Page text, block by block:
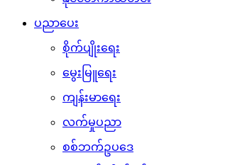
ပညာပေး
စိုက်ပျိုးရေး
မွေးမြူရေး
ကျန်းမာရေး
လက်မှုပညာ
စစ်ဘက်ဥပဒေ